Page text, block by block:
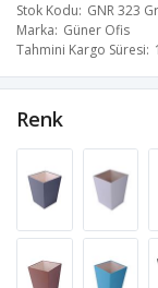
Stok Kodu GNR 323
Marka Güner Ofis
Tahmini Kargo Süresi
Renk